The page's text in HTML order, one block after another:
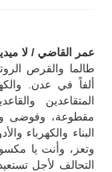
عمر القاضي / لا
ألفاً في عدن.
المتقاعدين
مقطوعة، وفوضى
البناء والكهرباء
وتعز، وأنت يا
التحالف لأجل